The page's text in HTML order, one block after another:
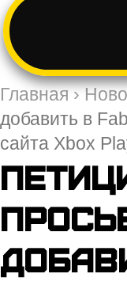
Главная›
добавить в
сайта Xbox